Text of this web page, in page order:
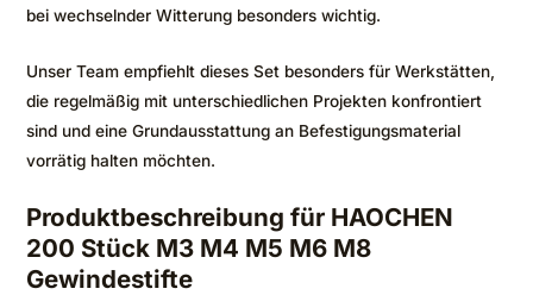
bei wechselnder Witterung besonders wichtig.
Unser Team empfiehlt dieses Set besonders für Werkstätten,
die regelmäßig mit unterschiedlichen Projekten konfrontiert
sind und eine Grundausstattung an Befestigungsmaterial
vorrätig halten möchten.
Produktbeschreibung für HAOCHEN
200 Stück M3 M4 M5 M6 M8
Gewindestifte